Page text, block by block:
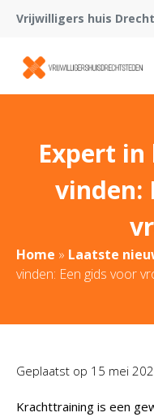
Vrijwilligers huis
Expert
vinden:
Home » Laatste
vinden: Een gids voor
Geplaatst op 15 mei
Krachttraining is een